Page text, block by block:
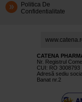
Politica De
Confidentialitate
CATENA
Nr. Registrul
CUI: RO 3008793
Adresă sediu
Banat nr.2